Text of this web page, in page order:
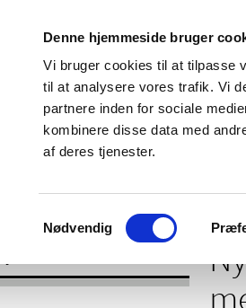
Denne hjemmeside bruger
Vi bruger cookies til at tilpasse
til at analysere vores trafik. Vi
partnere inden for sociale
kombinere disse data med
af deres tjenester.
Samtykkevalg
Nødvendig
Godkendelse og
Bivirkninger og
produktinformation